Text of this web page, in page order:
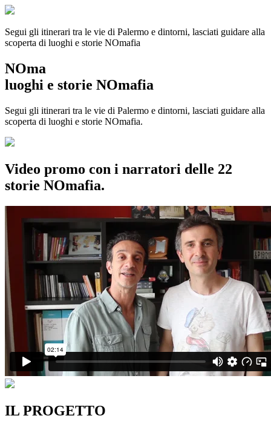
Segui gli itinerari tra le vie di Palermo e dintorni, lasciati guidare alla
scoperta di luoghi e storie NOmafia
NOma
luoghi e storie NOmafia
Segui gli itinerari tra le vie di Palermo e dintorni, lasciati guidare alla
scoperta di luoghi e storie NOmafia.
Video promo con i narratori delle 22
storie NOmafia.
IL PROGETTO